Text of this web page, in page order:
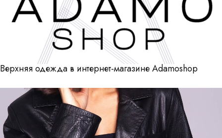
Верхняя одежда в интернет-магазине Adamoshop